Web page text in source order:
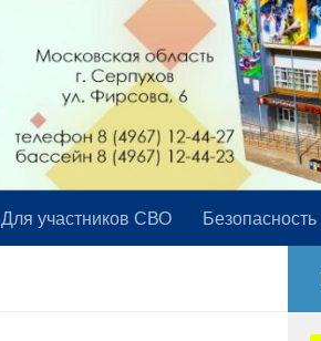
Для участников СВО Безопасность